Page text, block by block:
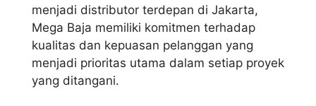
menjadi distributor terdepan di Jakarta,
Mega Baja memiliki komitmen terhadap
kualitas dan kepuasan pelanggan yang
menjadi prioritas utama dalam setiap proyek
yang ditangani.